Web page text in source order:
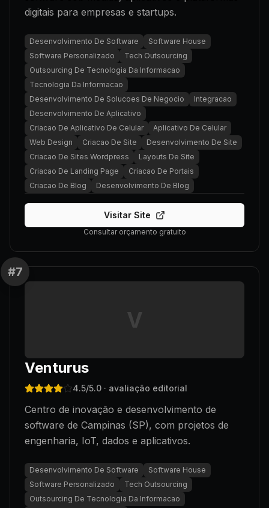
digitais para empresas e startups.
Desenvolvimento De Software
Software House
Software Personalizado
Tech Outsourcing
Outsourcing De Tecnologia Da Informacao
Tecnologia Da Informacao
Desenvolvimento De Solucoes De Negocio
Integracao
Desenvolvimento De Aplicativo
Criacao De Aplicativo De Celular
Aplicativo De Celular
Web Design
Criacao De Site
Desenvolvimento De Site
Criacao De Sites Wordpress
Layouts De Site
Criacao De Landing Page
Criacao De Portais
Criacao De Blog
Desenvolvimento De Blog
Visitar Site
Consultar orçamento gratuito
#7
V
Venturus
4.5/5.0 · avaliação editorial
Centro de inovação e desenvolvimento de
software de Campinas (SP), com projetos de
engenharia, IoT, dados e aplicativos.
Desenvolvimento De Software
Software House
Software Personalizado
Tech Outsourcing
Outsourcing De Tecnologia Da Informacao